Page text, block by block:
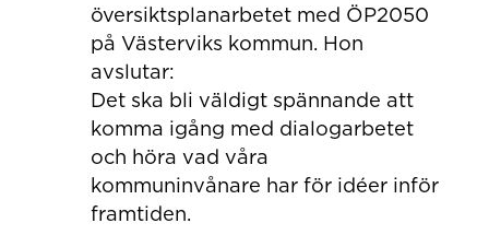
översiktsplanarbetet med ÖP2050
på Västerviks kommun. Hon
avslutar:
Det ska bli väldigt spännande att
komma igång med dialogarbetet
och höra vad våra
kommuninvånare har för idéer inför
framtiden.